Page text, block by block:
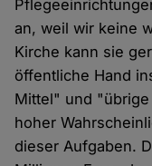
an, weil wir keine
Kirche kann sie
öffentliche Hand
Mittel" und
hoher
dieser Aufgaben.